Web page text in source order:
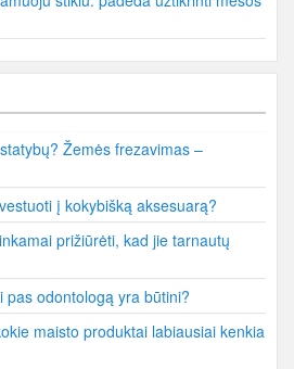
Žemės frezavimas –
į kokybišką aksesuarą?
prižiūrėti, kad jie tarnautų
pas odontologą yra būtini?
maisto produktai labiausiai kenkia